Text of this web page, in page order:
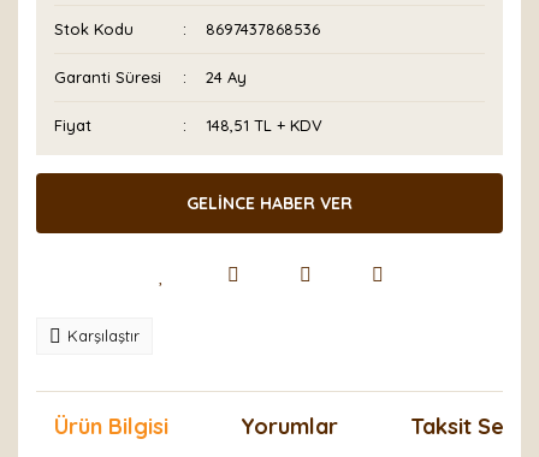
Stok Kodu 8697437868536
Garanti Süresi 24 Ay
Fiyat 148,51 TL + KDV
GELİNCE HABER VER
Karşılaştır
Ürün Bilgisi Yorumlar Taksit